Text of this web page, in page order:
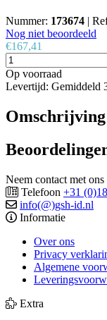
Nummer: 173674 |
Nog niet beoordeeld
€167,41
Op voorraad
Levertijd: Gemiddeld
Omschrijving
Neem contact met ons
Telefoon +31
info(@)gsh-id.nl
Informatie
Over ons
Privacy
Algemene
Extra